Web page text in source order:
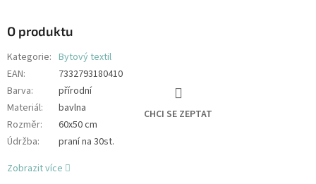
O produktu
Kategorie: Bytový textil
EAN:
7332793180410
Barva:
přírodní
Materiál:
bavlna
Rozměr:
60x50 cm
Údržba: praní na 30st.
CHCI SE ZEPTAT
Zobrazit více